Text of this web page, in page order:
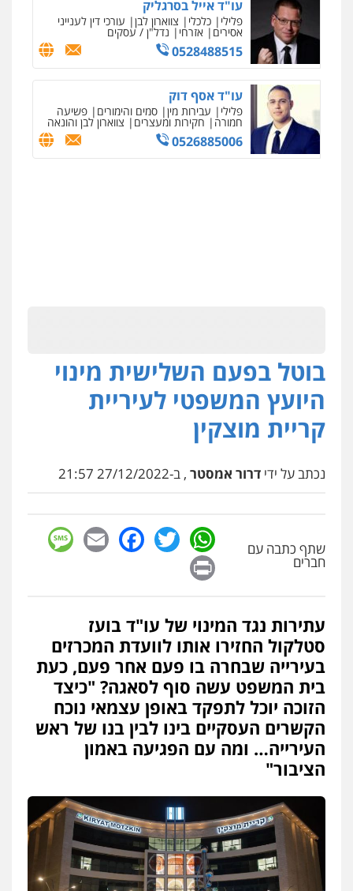
עו"ד אייל בסרגליק
פלילי כלכלי צווארון לבן עורכי דין לענייני
אסירים אזרחי נדל"ן / עסקים
0528488515
עו"ד אסף דוק
פלילי עבירות מין סמים והימורים פשיעה
חמורה חקירות ומעצרים צווארון לבן והונאה
0526885006
בוטל בפעם השלישית מינוי
היועץ המשפטי לעיריית
קריית מוצקין
נכתב על ידי דרור אמסטר , ב-27/12/2022 21:57
שתף כתבה עם
חברים
WhatsApp
Twitter
Facebook
Email
עתירות נגד המינוי של עו"ד בועז
סטלקול החזירו אותו לוועדת המכרזים
בעירייה שבחרה בו פעם אחר פעם, כעת
בית המשפט עשה סוף לסאגה? "כיצד
הזוכה יוכל לתפקד באופן עצמאי נוכח
הקשרים העסקיים בינו לבין בנו של ראש
העירייה… ומה עם הפגיעה באמון
הציבור"